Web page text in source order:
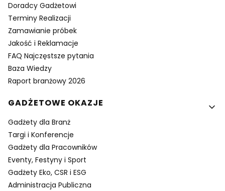
Doradcy Gadżetowi
Terminy Realizacji
Zamawianie próbek
Jakość i Reklamacje
FAQ Najczęstsze pytania
Baza Wiedzy
Raport branżowy 2026
GADŻETOWE OKAZJE
Gadżety dla Branż
Targi i Konferencje
Gadżety dla Pracowników
Eventy, Festyny i Sport
Gadżety Eko, CSR i ESG
Administracja Publiczna